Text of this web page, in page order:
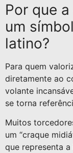
Por que
um
latino?
Para quem
diretamente ao
volante
se torna
Muitos
um “craque
que representa